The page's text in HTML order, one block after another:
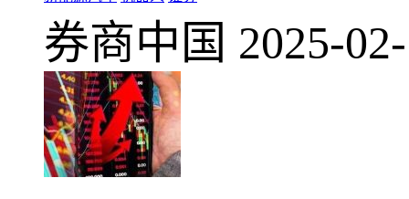
券商中国 2025-